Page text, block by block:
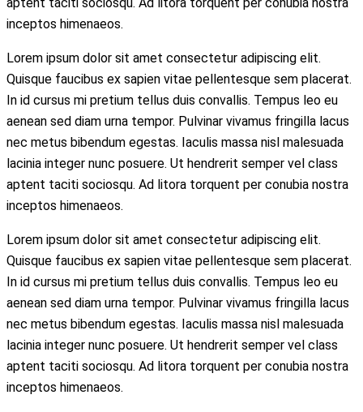
inceptos himenaeos.
Lorem ipsum dolor sit amet consectetur adipiscing elit.
Quisque faucibus ex sapien vitae pellentesque sem placerat.
In id cursus mi pretium tellus duis convallis. Tempus leo eu
aenean sed diam urna tempor. Pulvinar vivamus fringilla lacus
nec metus bibendum egestas. Iaculis massa nisl malesuada
lacinia integer nunc posuere. Ut hendrerit semper vel class
aptent taciti sociosqu. Ad litora torquent per conubia nostra
inceptos himenaeos.
Lorem ipsum dolor sit amet consectetur adipiscing elit.
Quisque faucibus ex sapien vitae pellentesque sem placerat.
In id cursus mi pretium tellus duis convallis. Tempus leo eu
aenean sed diam urna tempor. Pulvinar vivamus fringilla lacus
nec metus bibendum egestas. Iaculis massa nisl malesuada
lacinia integer nunc posuere. Ut hendrerit semper vel class
aptent taciti sociosqu. Ad litora torquent per conubia nostra
inceptos himenaeos.